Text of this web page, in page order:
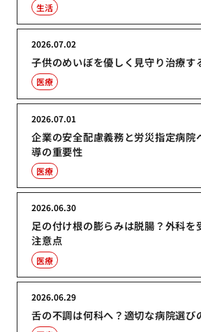
生活
子供のめいぼを優しく見守り治療す
2026.07.02
医療
企業の安全配慮義務と労災指定病院
導の重要性
2026.07.01
医療
足の付け根の膨らみは脱腸？外科を
注意点
2026.06.30
医療
舌の不調は何科へ？適切な病院選び
2026.06.29